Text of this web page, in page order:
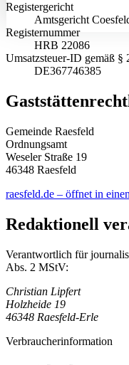
Registergericht
Amtsgericht
Registernummer
HRB 22086
Umsatzsteuer-ID gemäß §
DE367746385
Gemeinde Raesfeld
Ordnungsamt
Weseler Straße 19
46348 Raesfeld
raesfeld.de – öffnet in
Redaktionell
Verantwortlich für
Abs. 2 MStV:
Christian Lipfert
Holzheide 19
46348 Raesfeld-Erle
Verbraucherinformation